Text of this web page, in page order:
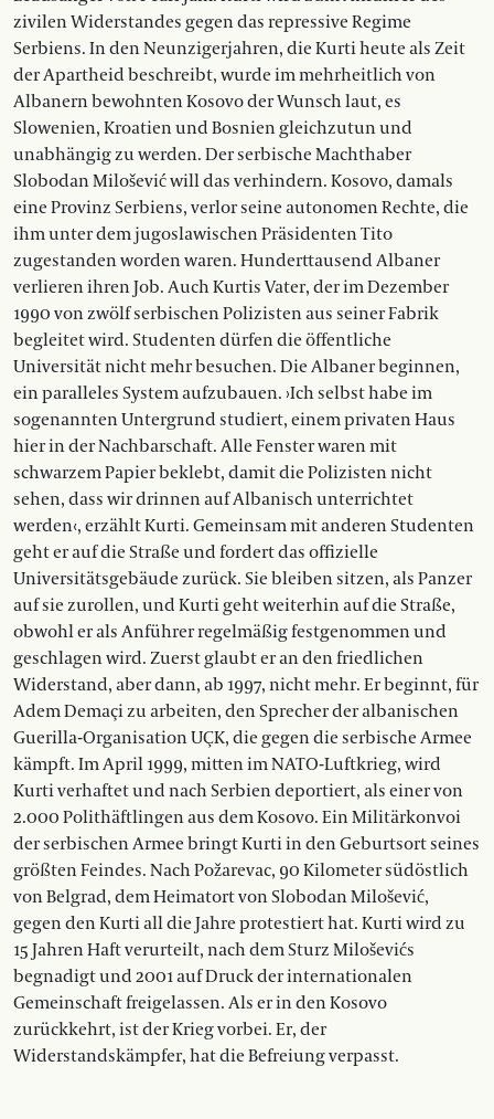
zivilen Widerstandes gegen das repressive Regime
Serbiens. In den Neunzigerjahren, die Kurti heute als Zeit
der Apartheid beschreibt, wurde im mehrheitlich von
Albanern bewohnten Kosovo der Wunsch laut, es
Slowenien, Kroatien und Bosnien gleichzutun und
unabhängig zu werden. Der serbische Machthaber
Slobodan Milošević will das verhindern. Kosovo, damals
eine Provinz Serbiens, verlor seine autonomen Rechte, die
ihm unter dem jugoslawischen Präsidenten Tito
zugestanden worden waren. Hunderttausend Albaner
verlieren ihren Job. Auch Kurtis Vater, der im Dezember
1990 von zwölf serbischen Polizisten aus seiner Fabrik
begleitet wird. Studenten dürfen die öffentliche
Universität nicht mehr besuchen. Die Albaner beginnen,
ein paralleles System aufzubauen. ›Ich selbst habe im
sogenannten Untergrund studiert, einem privaten Haus
hier in der Nachbarschaft. Alle Fenster waren mit
schwarzem Papier beklebt, damit die Polizisten nicht
sehen, dass wir drinnen auf Albanisch unterrichtet
werden‹, erzählt Kurti. Gemeinsam mit anderen Studenten
geht er auf die Straße und fordert das offizielle
Universitätsgebäude zurück. Sie bleiben sitzen, als Panzer
auf sie zurollen, und Kurti geht weiterhin auf die Straße,
obwohl er als Anführer regelmäßig festgenommen und
geschlagen wird. Zuerst glaubt er an den friedlichen
Widerstand, aber dann, ab 1997, nicht mehr. Er beginnt, für
Adem Demaçi zu arbeiten, den Sprecher der albanischen
Guerilla-Organisation UÇK, die gegen die serbische Armee
kämpft. Im April 1999, mitten im NATO-Luftkrieg, wird
Kurti verhaftet und nach Serbien deportiert, als einer von
2.000 Polithäftlingen aus dem Kosovo. Ein Militärkonvoi
der serbischen Armee bringt Kurti in den Geburtsort seines
größten Feindes. Nach Požarevac, 90 Kilometer südöstlich
von Belgrad, dem Heimatort von Slobodan Milošević,
gegen den Kurti all die Jahre protestiert hat. Kurti wird zu
15 Jahren Haft verurteilt, nach dem Sturz Miloševićs
begnadigt und 2001 auf Druck der internationalen
Gemeinschaft freigelassen. Als er in den Kosovo
zurückkehrt, ist der Krieg vorbei. Er, der
Widerstandskämpfer, hat die Befreiung verpasst.